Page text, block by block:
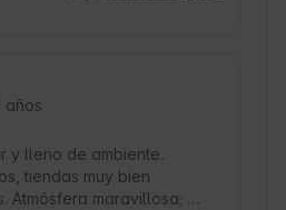
años
y lleno de ambiente.
tiendas muy bien
Atmósfera maravillosa;